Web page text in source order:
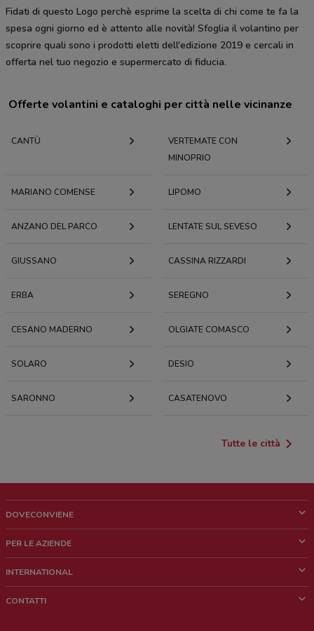
Fidati di questo Logo perchè esprime la scelta di chi come te fa la
spesa ogni giorno ed è attento alle novità! Sfoglia il volantino per
scoprire quali sono i prodotti eletti dell'edizione 2019 e cercali in
offerta nel tuo negozio e supermercato di fiducia.
Offerte volantini e cataloghi per città nelle vicinanze
CANTÙ
VERTEMATE CON
MINOPRIO
MARIANO COMENSE LIPOMO
ANZANO DEL PARCO LENTATE SUL SEVESO
GIUSSANO CASSINA RIZZARDI
ERBA SEREGNO
CESANO MADERNO OLGIATE COMASCO
SOLARO DESIO
SARONNO CASATENOVO
Tutte le città
DOVECONVIENE
Chi siamo
Lavora con noi
PER LE AZIENDE
Richieste commerciali e marketing
INTERNATIONAL
CONTATTI